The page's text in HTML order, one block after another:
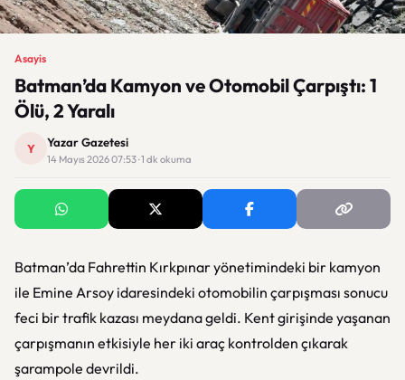
Asayis
Batman’da Kamyon ve Otomobil Çarpıştı: 1
Ölü, 2 Yaralı
Y Yazar Gazetesi
14 Mayıs 2026 07:53 · 1 dk okuma
Batman’da Fahrettin Kırkpınar yönetimindeki bir kamyon
ile Emine Arsoy idaresindeki otomobilin çarpışması sonucu
feci bir trafik kazası meydana geldi. Kent girişinde yaşanan
çarpışmanın etkisiyle her iki araç kontrolden çıkarak
şarampole devrildi.